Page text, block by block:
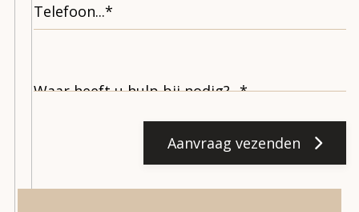
Aanvraag vezenden